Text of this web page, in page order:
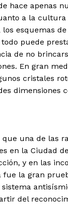
hace apenas
a la
esquemas
puede
de no
En gran
cristales
dimensiones
que una de las
en la Ciudad
y en las
fue la gran
del